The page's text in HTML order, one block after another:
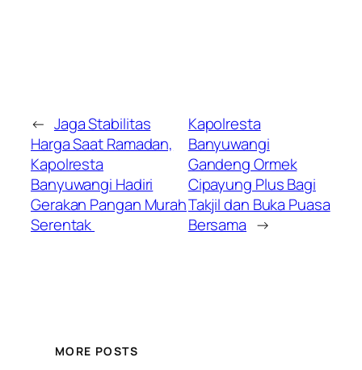
← Jaga Stabilitas
Harga Saat Ramadan,
Kapolresta
Banyuwangi Hadiri
Gerakan Pangan Murah
Serentak
Kapolresta
Banyuwangi
Gandeng Ormek
Cipayung Plus Bagi
Takjil dan Buka Puasa
Bersama →
MORE POSTS